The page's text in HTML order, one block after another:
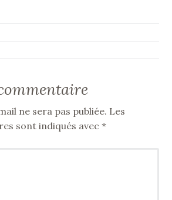
ne sera pas publiée. Les
sont indiqués avec*